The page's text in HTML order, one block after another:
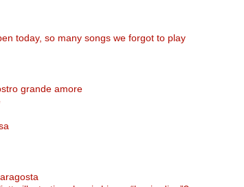
today, so many songs we forgot to play
grande amore